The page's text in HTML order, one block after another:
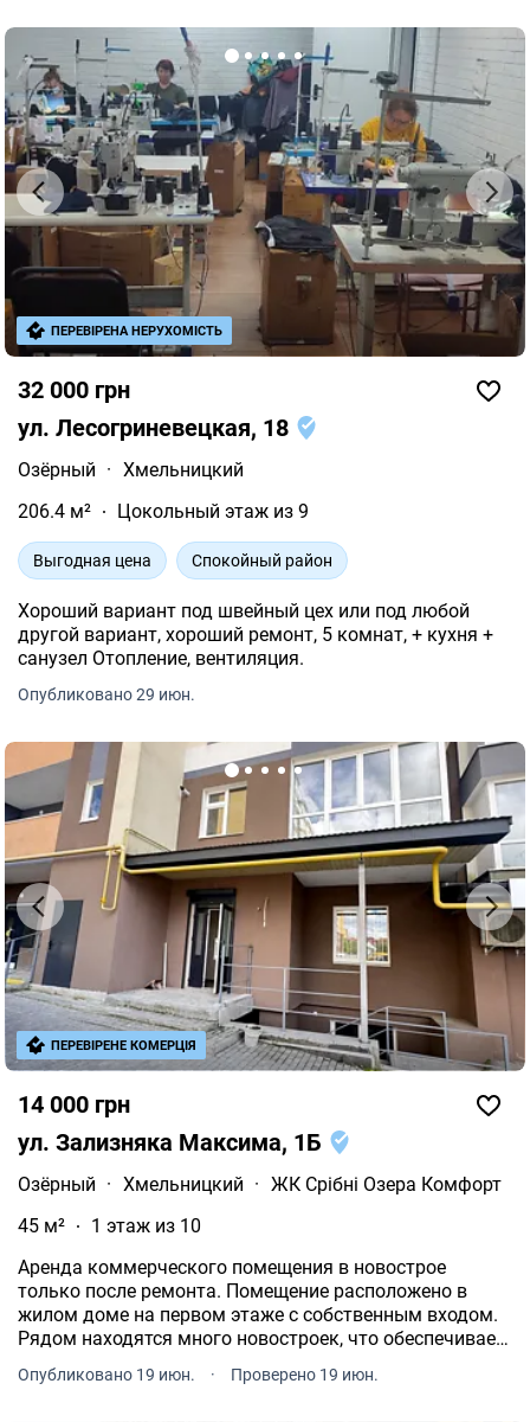
32 000 грн
ул. Лесогриневецкая, 18
Озёрный · Хмельницкий
206.4 м²
Цокольный этаж из 9
Выгодная цена Спокойный район
Хороший вариант под швейный цех или под любой
другой вариант, хороший ремонт, 5 комнат, + кухня +
санузел Отопление, вентиляция.
Опубликовано 29 июн.
ПЕРЕВІРЕНА НЕРУХОМІСТЬ
14 000 грн
ул. Зализняка Максима, 1Б
Озёрный · Хмельницкий · ЖК Срібні Озера Комфорт
45 м²
1 этаж из 10
Аренда коммерческого помещения в новострое
только после ремонта. Помещение расположено в
жилом доме на первом этаже с собственным входом.
Рядом находятся много новостроек, что обеспечивает
Опубликовано 19 июн. · Проверено 19 июн.
ПЕРЕВІРЕНЕ КОМЕРЦІЯ